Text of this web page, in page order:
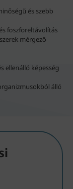
és szebb
foszforeltávolítás
mérgező
ellenálló képesség
álló